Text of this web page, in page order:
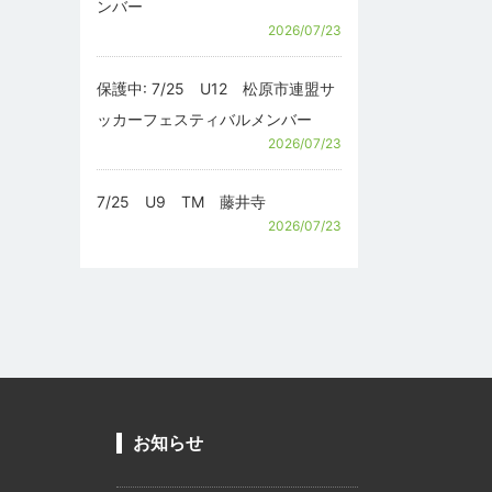
ンバー
2026/07/23
保護中: 7/25 U12 松原市連盟サ
ッカーフェスティバルメンバー
2026/07/23
7/25 U9 TM 藤井寺
2026/07/23
お知らせ